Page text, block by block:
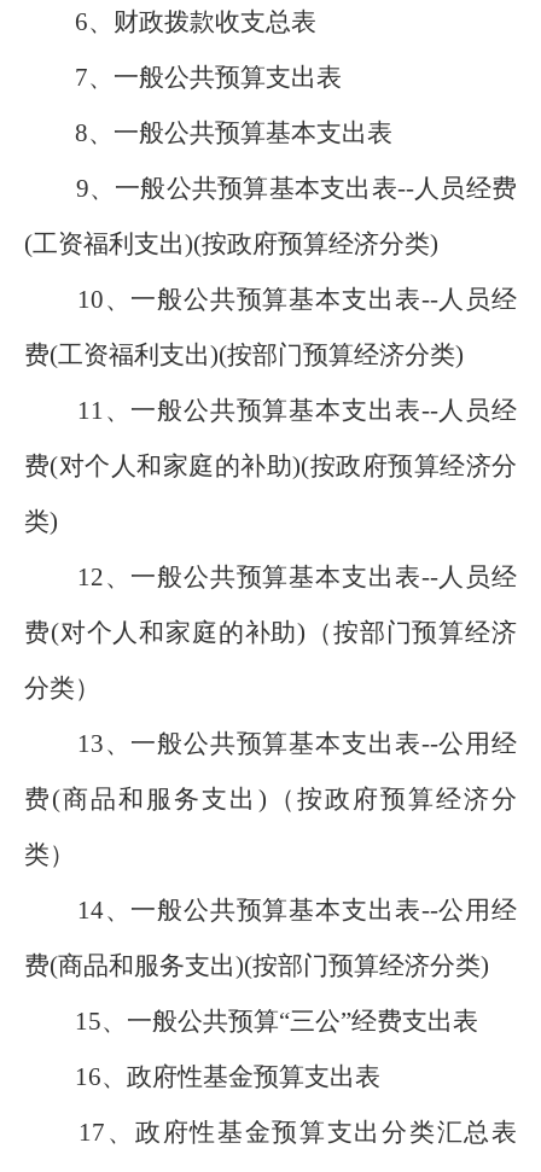
6、财政拨款收支总表
7、一般公共预算支出表
8、一般公共预算基本支出表
9、一般公共预算基本支出表--人员经费
(工资福利支出)(按政府预算经济分类)
10、一般公共预算基本支出表--人员经
费(工资福利支出)(按部门预算经济分类)
11、一般公共预算基本支出表--人员经
费(对个人和家庭的补助)(按政府预算经济分
类)
12、一般公共预算基本支出表--人员经
费(对个人和家庭的补助)（按部门预算经济
分类）
13、一般公共预算基本支出表--公用经
费(商品和服务支出)（按政府预算经济分
类）
14、一般公共预算基本支出表--公用经
费(商品和服务支出)(按部门预算经济分类)
15、一般公共预算“三公”经费支出表
16、政府性基金预算支出表
17、政府性基金预算支出分类汇总表